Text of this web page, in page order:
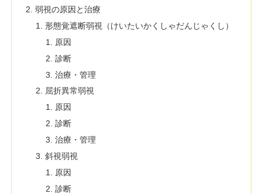
弱視の原因と治療
形態覚遮断弱視（けいたいかくしゃだんじゃくし）
原因
診断
治療・管理
屈折異常弱視
原因
診断
治療・管理
斜視弱視
原因
診断